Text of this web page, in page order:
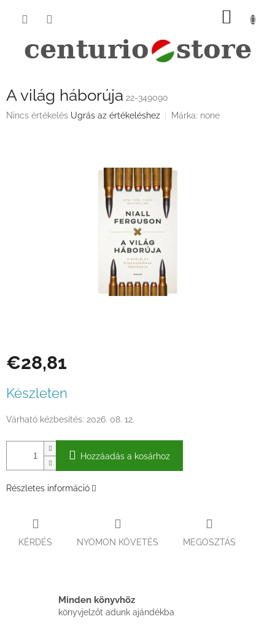
KOSÁR
A világ háborúja 22-349090
A
Nincs értékelés Ugrás az értékeléshez Márka: none
€28,81
Készleten
Várható kézbesítés: 2026. 08. 12.
Hozzáadás a kosárhoz
Részletes információ
KÉRDÉS NYOMON KÖVETÉS MEGOSZTÁS
Minden könyvhöz
könyvjelzőt adunk ajándékba